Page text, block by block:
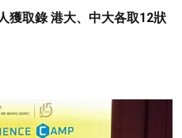
獲取錄 港大、中大各取12狀